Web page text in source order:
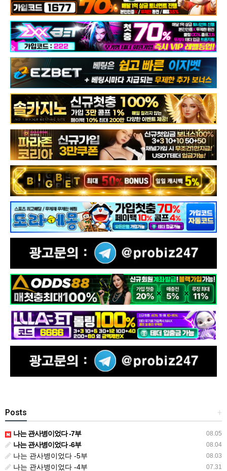
+
Posts
08.05
나는 관사병이었다 -7부
08.04
나는 관사병이었다 -6부
08.03
나는 관사병이었다 -5부
07.31
나는 관사병이었다 -4부